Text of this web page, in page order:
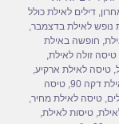
,דילים לאילת כולל
נופש לאילת בדצמבר,
, חופשה באילת
טיסה זולה לאילת,
,טיסה לאילת ארקיע,
דקה 90 ,טיסה
,טיסה לאילת מחיר,
,טיסות לאילת,